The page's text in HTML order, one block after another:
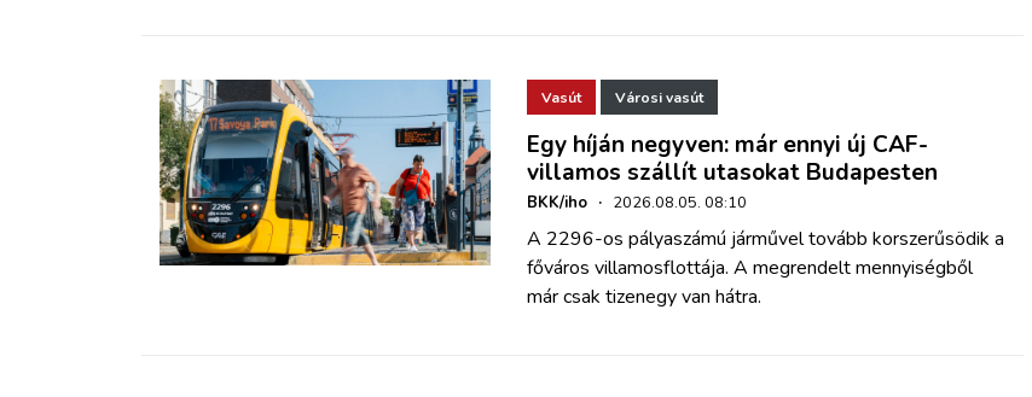
Vasút Városi vasút
Egy híján negyven: már ennyi új CAF-
villamos szállít utasokat Budapesten
BKK/iho · 2026.08.05. 08:10
A 2296-os pályaszámú járművel tovább korszerűsödik a
főváros villamosflottája. A megrendelt mennyiségből
már csak tizenegy van hátra.